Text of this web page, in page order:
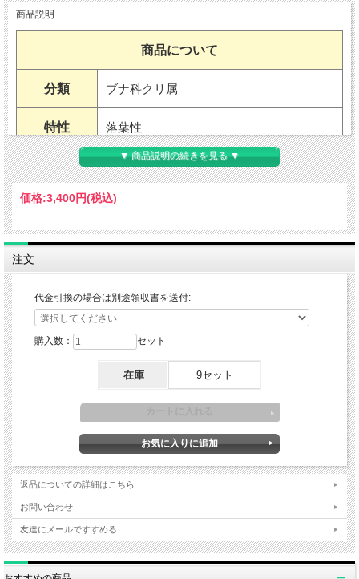
商品説明
商品について
分類 ブナ科クリ属
特性 落葉性
用途 地植え・鉢植え（室内不可）・果樹
耐暑性 強い
耐寒性 強い
草丈
樹高
2m以上くらい（環境による）
5～6月
植え付け 12～2月
日照 日なた
・赤玉土7：腐葉土3の割合
▼ 商品説明の続きを見る ▼
価格:3,400円(税込)
注文
代金引換の場合は別途領収書を送付:
購入数： セット
在庫 9セット
返品についての詳細はこちら
お問い合わせ
友達にメールですすめる